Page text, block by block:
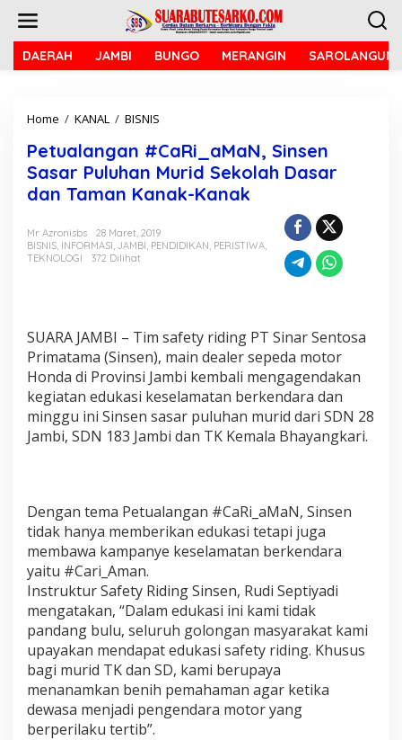
DAERAH JAMBI BUNGO MERANGIN SAROLANGUN
Home / KANAL / BISNIS
t
u
l
n
g
R
i
_
a
M
a
N
n
e
n
a
s
a
r
P
u
l
u
h
Petualangan #CaRi_aMaN, Sinsen
Sasar Puluhan Murid Sekolah Dasar
dan Taman Kanak-Kanak
Mr Azronisbs
28 Maret, 2019
BISNIS, INFORMASI, JAMBI, PENDIDIKAN, PERISTIWA,
TEKNOLOGI
372 Dilihat
SUARA JAMBI – Tim safety riding PT Sinar Sentosa
Primatama (Sinsen), main dealer sepeda motor
Honda di Provinsi Jambi kembali mengagendakan
kegiatan edukasi keselamatan berkendara dan
minggu ini Sinsen sasar puluhan murid dari SDN 28
Jambi, SDN 183 Jambi dan TK Kemala Bhayangkari.
Dengan tema Petualangan #CaRi_aMaN, Sinsen
tidak hanya memberikan edukasi tetapi juga
membawa kampanye keselamatan berkendara
yaitu #Cari_Aman.
Instruktur Safety Riding Sinsen, Rudi Septiyadi
mengatakan, “Dalam edukasi ini kami tidak
pandang bulu, seluruh golongan masyarakat kami
upayakan mendapat edukasi safety riding. Khusus
bagi murid TK dan SD, kami berupaya
menanamkan benih pemahaman agar ketika
dewasa menjadi pengendara motor yang
berperilaku tertib”.